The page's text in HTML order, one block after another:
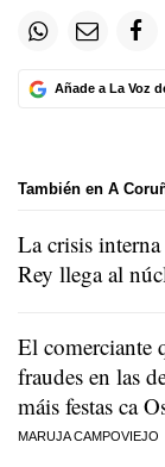
Añade a La Voz
También en A
La crisis
Rey llega al
El comerciante
fraudes en las
máis festas ca
MARUJA CAMPOVIEJO